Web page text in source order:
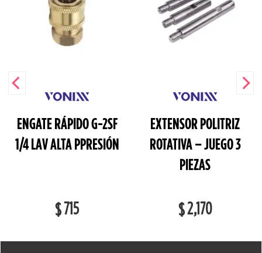
ENGATE RÁPIDO G-2SF
1/4 LAV ALTA PPRESIÓN
$715
EXTENSOR POLITRIZ
ROTATIVA – JUEGO 3
PIEZAS
$2,170